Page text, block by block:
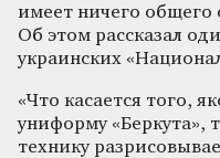
имеет ничего общего
Об этом рассказал
украинских
«Что касается того,
униформу «Беркута»,
технику